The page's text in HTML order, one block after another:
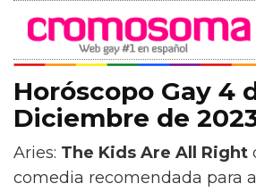
Horóscopo Gay 4
Diciembre de
Aries: The Kids Are All Right
comedia recomendada para